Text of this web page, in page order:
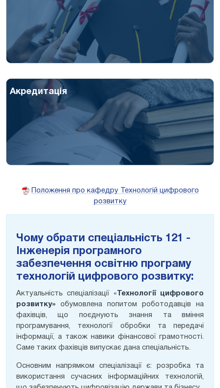
Акредитація
Положення про кафедру Технологій цифрового
розвитку
Чому обрати спеціальність 121 -
Інженерія програмного
забезпечення освітню програму
технологій цифрового розвитку:
Актуальність спеціалізації «Технологіїцифрового
розвитку» обумовлена попитом роботодавців на
фахівців, що поєднують знання та вміння
програмування, технології обробки та передачі
інформації, а також навики фінансової грамотності.
Саме таких фахівців випускає дана спеціальність.
Основним напрямком спеціалізації є: розробка та
використання сучасних інформаційних технологій,